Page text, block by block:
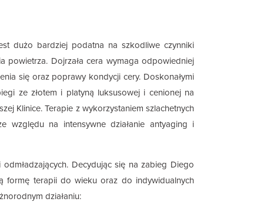
dużo bardziej podatna na szkodliwe czynniki
powietrza. Dojrzała cera wymaga odpowiedniej
się oraz poprawy kondycji cery. Doskonałymi
ze złotem i platyną luksusowej i cenionej na
Klinice. Terapie z wykorzystaniem szlachetnych
na intensywne działanie antyaging i
Decydując się na zabieg Diego
formę terapii do wieku oraz do indywidualnych
działaniu: